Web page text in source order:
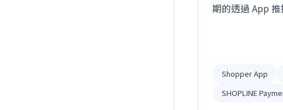
期的透過 App
Shopper App
SHOPLINE